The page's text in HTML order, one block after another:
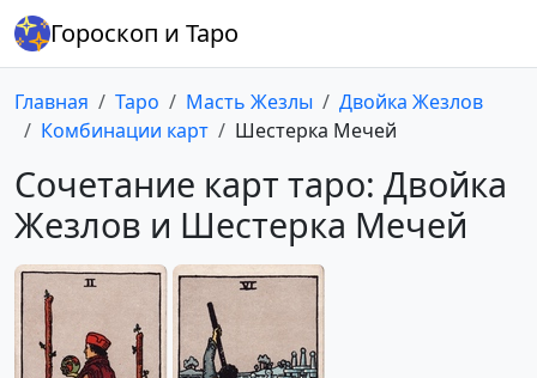
Гороскоп и Таро
Главная Таро Масть Жезлы
Двойка Жезлов
Комбинации карт
Шестерка Мечей
Сочетание карт таро: Двойка
Жезлов и Шестерка Мечей